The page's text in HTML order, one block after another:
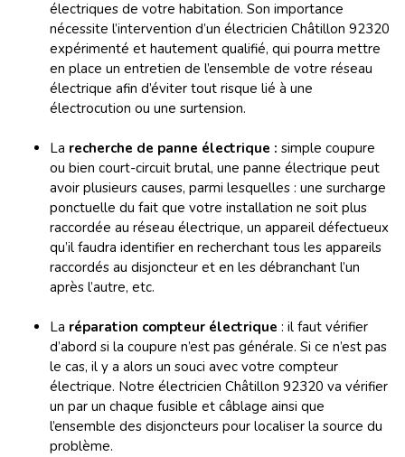
électriques de votre habitation. Son importance
nécessite l’intervention d’un électricien Châtillon 92320
expérimenté et hautement qualifié, qui pourra mettre
en place un entretien de l’ensemble de votre réseau
électrique afin d’éviter tout risque lié à une
électrocution ou une surtension.
La recherche de panne électrique : simple coupure
ou bien court-circuit brutal, une panne électrique peut
avoir plusieurs causes, parmi lesquelles : une surcharge
ponctuelle du fait que votre installation ne soit plus
raccordée au réseau électrique, un appareil défectueux
qu’il faudra identifier en recherchant tous les appareils
raccordés au disjoncteur et en les débranchant l’un
après l’autre, etc.
La réparation compteur électrique : il faut vérifier
d’abord si la coupure n’est pas générale. Si ce n’est pas
le cas, il y a alors un souci avec votre compteur
électrique. Notre électricien Châtillon 92320 va vérifier
un par un chaque fusible et câblage ainsi que
l’ensemble des disjoncteurs pour localiser la source du
problème.